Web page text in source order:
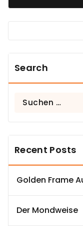
Search
Suchen
Recent Posts
Golden Frame
Der Mondweise